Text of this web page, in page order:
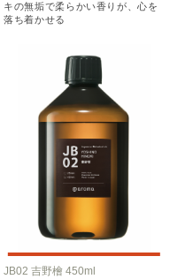
キの無垢で柔らかい香りが、心を
落ち着かせる
JB02 吉野檜 450ml